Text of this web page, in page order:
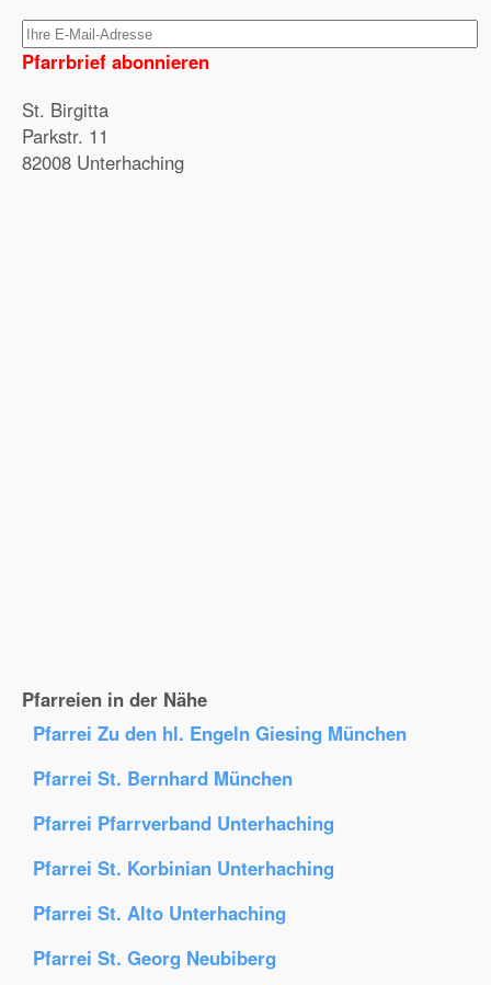
Pfarrbrief abonnieren
St. Birgitta
Parkstr. 11
82008 Unterhaching
Pfarreien in der Nähe
Pfarrei Zu den hl. Engeln Giesing München
Pfarrei St. Bernhard München
Pfarrei Pfarrverband Unterhaching
Pfarrei St. Korbinian Unterhaching
Pfarrei St. Alto Unterhaching
Pfarrei St. Georg Neubiberg